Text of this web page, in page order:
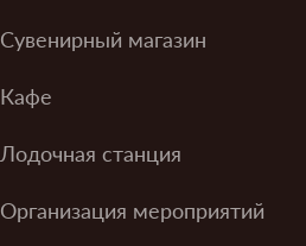
Сувенирный магазин
Кафе
Лодочная станция
Организация мероприятий